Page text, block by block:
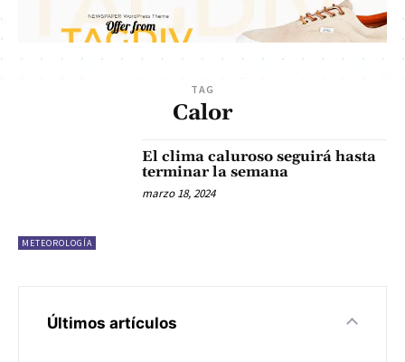
TAG
Calor
METEOROLOGÍA
El clima caluroso seguirá hasta
terminar la semana
marzo 18, 2024
Últimos artículos